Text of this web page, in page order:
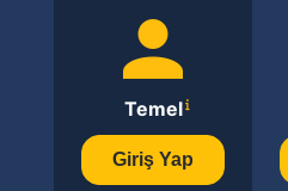
Temel
Giriş Yap